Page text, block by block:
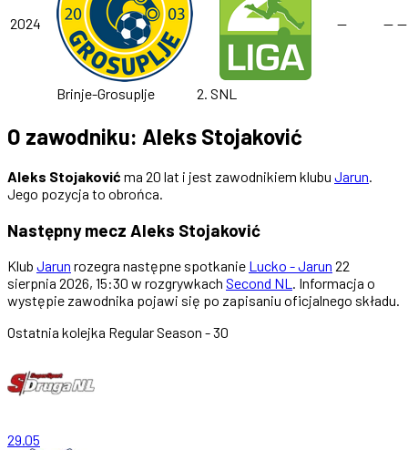
2024
Brinje-Grosuplje 2. SNL
— — —
O zawodniku: Aleks Stojaković
Aleks Stojaković ma 20 lat i jest zawodnikiem klubu Jarun.
Jego pozycja to obrońca.
Następny mecz Aleks Stojaković
Klub Jarun rozegra następne spotkanie Lucko - Jarun 22
sierpnia 2026, 15:30 w rozgrywkach Second NL . Informacja o
występie zawodnika pojawi się po zapisaniu oficjalnego składu.
Ostatnia kolejka Regular Season - 30
29.05